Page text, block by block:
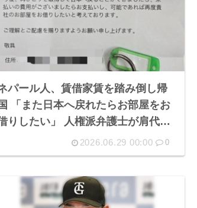
パール人、賃借家賃を踏み倒し帰
「また日本へ戻れたらお部屋をお
りしたい」 人権派弁護士が肩代わ
2026.06.29 00:00 0